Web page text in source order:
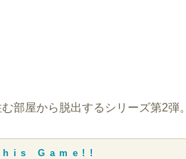
部屋から脱出するシリーズ第2弾。
Game!!